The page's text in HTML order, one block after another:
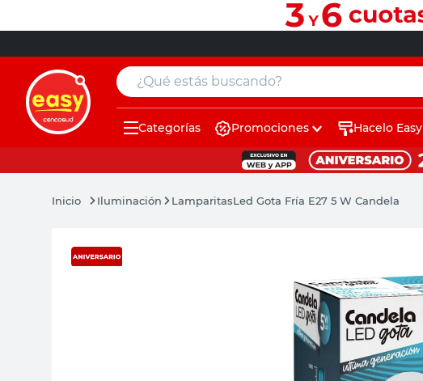
¿Qué estás buscando?
Categorías Promociones Hacelo Easy
Iluminación LamparitasLed Gota Fría E27 5 W Candela
muebles